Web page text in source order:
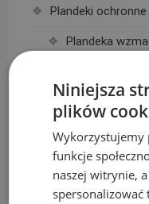
Plandeki ochronne
Plandeka
Plandeka
Plandeka
Podpory roślin
Pompy
Niniejsza
plików
Wykorzystujemy
funkcje
naszej witrynie,